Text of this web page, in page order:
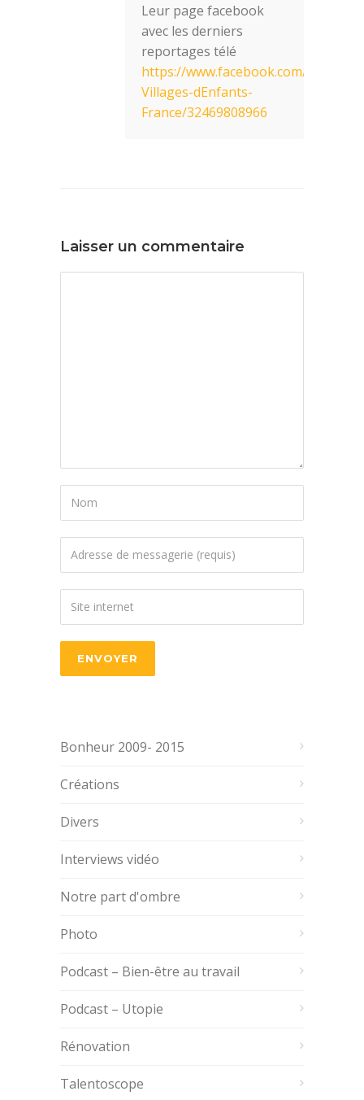
Leur page facebook
avec les derniers
reportages télé
https://www.facebook.com/pages/
Villages-dEnfants-
France/32469808966
Laisser un commentaire
Bonheur 2009- 2015
Créations
Divers
Interviews vidéo
Notre part d'ombre
Photo
Podcast – Bien-être au travail
Podcast – Utopie
Rénovation
Talentoscope